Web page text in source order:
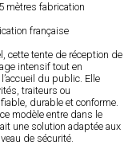
mètres fabrication
française
cette tente de réception de
intensif tout en
du public. Elle
traiteurs ou
durable et conforme.
modèle entre dans le
une solution adaptée aux
de sécurité.